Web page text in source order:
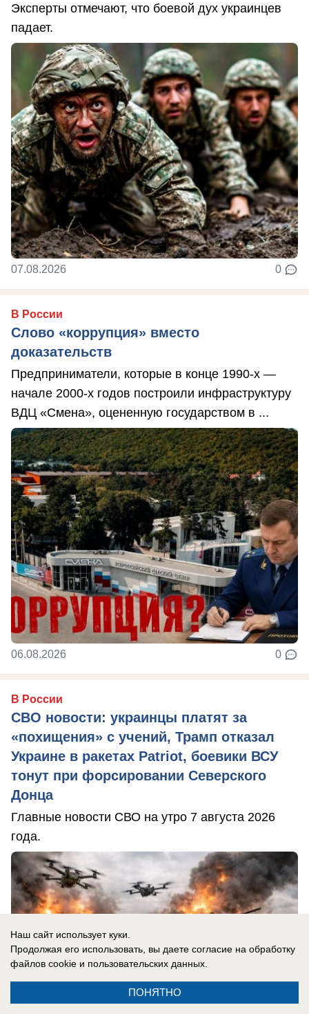
Эксперты отмечают, что боевой дух украинцев
падает.
07.08.2026 0
В России
Слово «коррупция» вместо
доказательств
Предприниматели, которые в конце 1990-х —
начале 2000-х годов построили инфраструктуру
ВДЦ «Смена», оцененную государством в ...
06.08.2026 0
В России
СВО новости: украинцы платят за
«похищения» с учений, Трамп отказал
Украине в ракетах Patriot, боевики ВСУ
тонут при форсировании Северского
Донца
Главные новости СВО на утро 7 августа 2026
года.
Наш сайт использует куки.
Продолжая его использовать, вы даете согласие на обработку
файлов cookie и пользовательских данных.
ПОНЯТНО